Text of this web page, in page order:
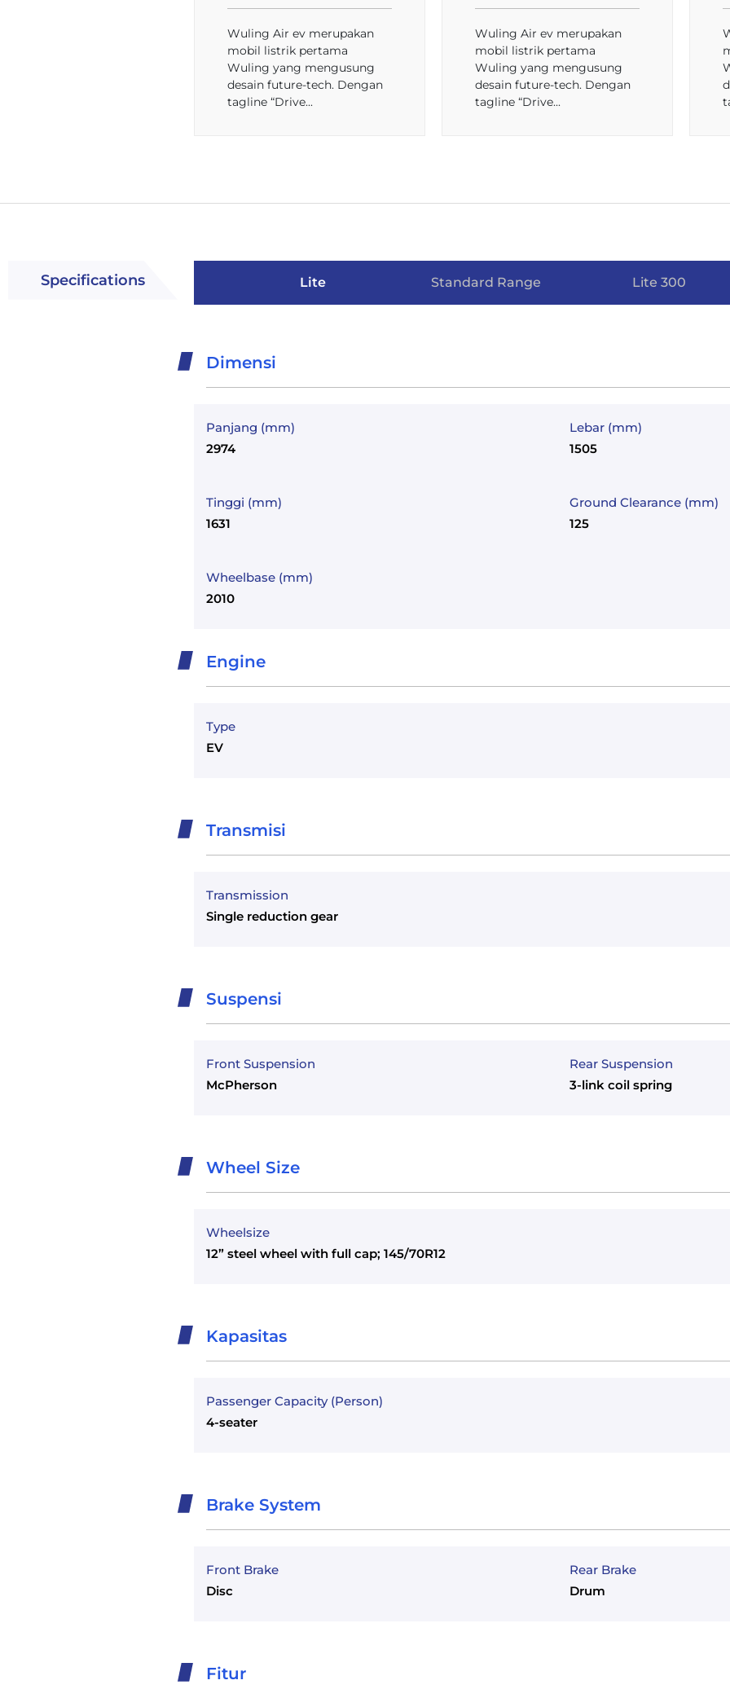
Wuling Air ev merupakan
mobil listrik pertama
Wuling yang mengusung
desain future-tech. Dengan
tagline “Drive...
Wuling Air ev merupakan
mobil listrik pertama
Wuling yang mengusung
desain future-tech. Dengan
tagline “Drive...
Specifications Lite Standard Range Lite 300
Dimensi
Panjang (mm)
2974
Lebar (mm)
1505
Tinggi (mm)
1631
Ground Clearance (mm)
125
Wheelbase (mm)
2010
Engine
Type
EV
Transmisi
Transmission
Single reduction gear
Suspensi
Front Suspension
McPherson
Rear Suspension
3-link coil spring
Wheel Size
Wheelsize
12” steel wheel with full cap; 145/70R12
Kapasitas
Passenger Capacity (Person)
4-seater
Brake System
Front Brake
Disc
Rear Brake
Drum
Fitur